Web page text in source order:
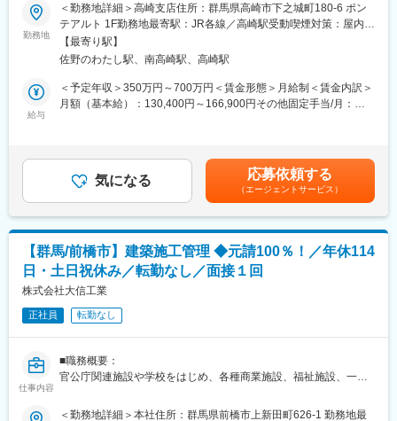
建築の基礎知識があれば、専門スキルは入社後に段階的に習得で
きます。
法規・設備・防災など幅広い知識が身につき、市場価値の高いキ
ャリアを形成できます。
■環境
ージに合わせて働けます。カフェテリアプランや確定拠出年金な
ど、将来を見据えた制度も充実しています。
詳しくはこちら：https://izmc.work/environment/
■当社の強み
環境案件の知見を10年以上蓄積できている企業は国内には少な
く、特に日々変化する法規制に適応できている点が強みです。環
境、防災における差別化と事業者からの直接発注により高収益体
制が作られ、社員の働き方に還元しています。
■業務の流れ：
＜契約前＞
・営業活動の支援業務として「現地調査」及び「配置図の作成」
・契約に必要な「契約図面の作成」を設計職へ依頼
＜契約後＞
・着工準備会議及び三者挨拶
・建築諸申請の依頼
＜着工後＞
・建築工事による事故やトラブルが無いよう留意し、安全管理と
より品質の高い現場管理
■建築商品：
・高耐震鉄骨造、木造高耐震2×4工法、木造2×4工法、鉄筋コンク
・具体的には、新工法の「ハードフレーム工法」と「高耐力基
礎」を採用し、自社工場生産により高強度・高品質を実現した賃
あります。
・業界でも比較的残業は少なく、月間で20時間程度となります。
勤務地
＜勤務地詳細＞高崎支店住所：群馬県高崎市下之城町180-6 ポン
テアルト 1F勤務地最寄駅：JR各線／高崎駅受動喫煙対策：屋内全
面禁煙
【最寄り駅】
佐野のわたし駅、南高崎駅、高崎駅
給与
＜予定年収＞350万円～700万円＜賃金形態＞月給制＜賃金内訳＞
月額（基本給）：130,400円～166,900円その他固定手当/月：
いたします賃金はあくまでも目安の金額であり、選考を通じて上
下する可能性があります。月給(月額)は固定手当を含めた表記で
気になる 応募依頼する
（エージェントサービス）
【群馬/前橋市】建築施工管理 ◆元請100％！／年休114
日・土日祝休み／転勤なし／面接１回
株式会社大信工業
正社員 転勤なし
仕事内容
■職務概要：
官公庁関連施設や学校をはじめ、各種商業施設、福祉施設、一般
多様な建物を中心とした建設工事の施工管理を担当していただき
＜勤務地詳細＞本社住所：群馬県前橋市上新田町626-1 勤務地最